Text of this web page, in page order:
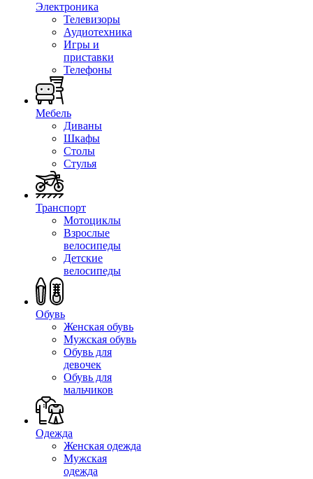
Электроника
Телевизоры
Аудиотехника
Игры и
приставки
Телефоны
Мебель
Диваны
Шкафы
Столы
Стулья
Транспорт
Мотоциклы
Взрослые
велосипеды
Детские
велосипеды
Обувь
Женская обувь
Мужская обувь
Обувь для
девочек
Обувь для
мальчиков
Одежда
Женская одежда
Мужская
одежда